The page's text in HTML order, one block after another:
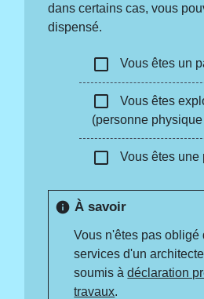
dans certains cas, vous
dispensé.
check_box_outline_blank Vous êtes un
check_box_outline_blank
Vous êtes
(personne
check_box_outline_blank Vous êtes une
info À savoir
Vous n'êtes pas obligé
services d'un
soumis àdéclaration
travaux.